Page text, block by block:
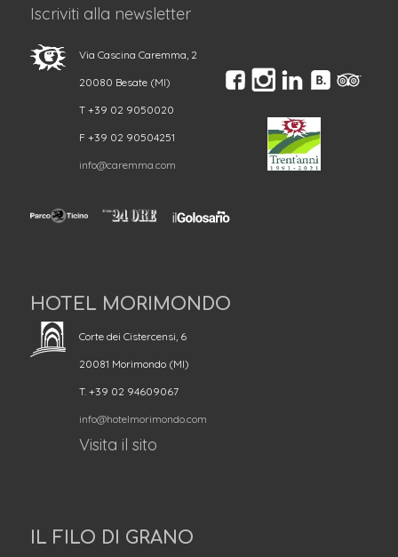
Iscriviti alla newsletter
Via Cascina Caremma, 2
20080 Besate (MI)
T +39 02 9050020
F +39 02 90504251
info@caremma.com
HOTEL MORIMONDO
Corte dei Cistercensi, 6
20081 Morimondo (MI)
T. +39 02 94609067
info@hotelmorimondo.com
Visita il sito
IL FILO DI GRANO